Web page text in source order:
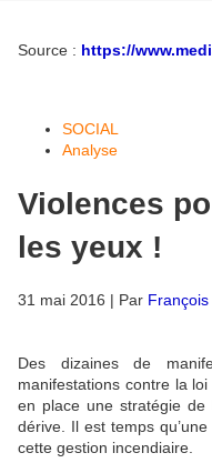
Source : https://
SOCIAL
Analyse
Violences
les yeux !
31 mai 2016 | Par
Des dizaines de
manifestations contre la
en place une stratégie de
dérive. Il est temps
cette gestion incendiaire.